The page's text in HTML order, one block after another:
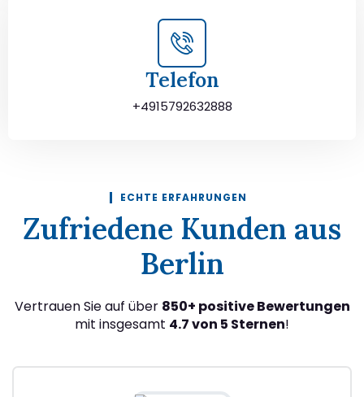
Telefon
+4915792632888
ECHTE ERFAHRUNGEN
Zufriedene Kunden aus
Berlin
Vertrauen Sie auf über 850+ positive Bewertungen
mit insgesamt 4.7 von 5 Sternen!